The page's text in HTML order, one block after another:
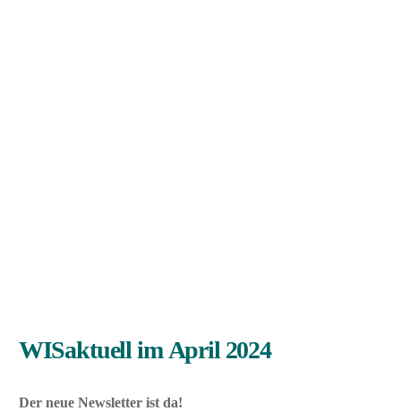
WISaktuell im April 2024
Der neue Newsletter ist da!